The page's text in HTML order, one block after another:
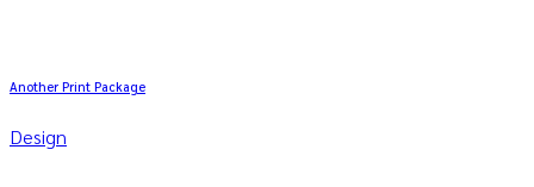
Another Print Package
Design